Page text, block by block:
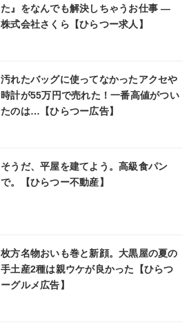
た』をなんでも解決しちゃうお仕事 ―
株式会社さくら【ひらつー求人】
汚れたバッグに使ってなかったアクセや
時計が55万円で売れた！一番高値がつい
たのは…【ひらつー広告】
そうだ、平屋を建てよう。高級食パン
で。【ひらつー不動産】
枚方名物おいも巻と新顔。大黒屋の夏の
手土産2種は親ウケが良かった【ひらつ
ーグルメ広告】